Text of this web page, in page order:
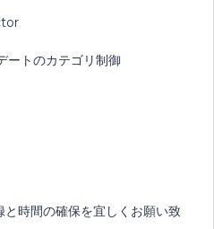
ートのカテゴリ制御
時間の確保を宜しくお願い致